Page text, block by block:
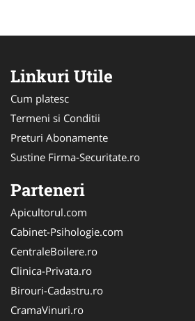
Linkuri Utile
Cum platesc
Termeni si Conditii
Preturi Abonamente
Sustine Firma-Securitate.ro
Parteneri
Apicultorul.com
Cabinet-Psihologie.com
CentraleBoilere.ro
Clinica-Privata.ro
Birouri-Cadastru.ro
CramaVinuri.ro